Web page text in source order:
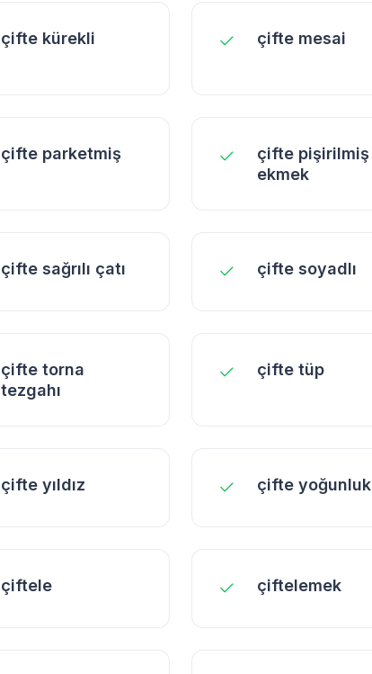
çifte kürekli çifte mesai
çifte parketmiş
çifte pişirilmiş
ekmek
çifte sağrılı çatı çifte soyadlı
çifte torna
tezgahı
çifte tüp
çifte yıldız çifte yoğunluk
çiftele çiftelemek